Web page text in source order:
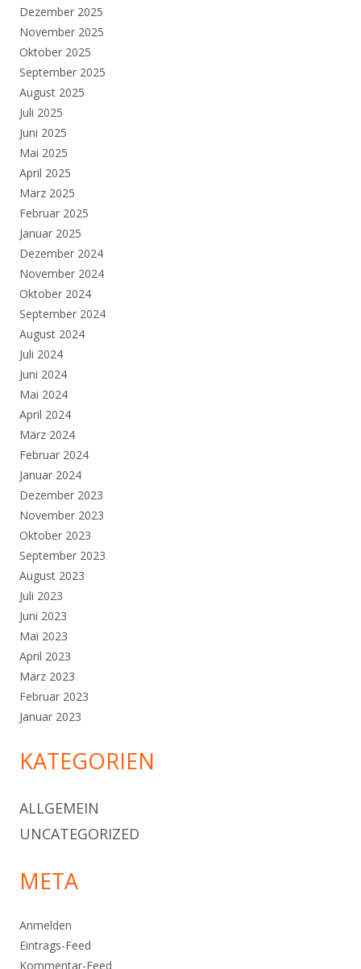
Dezember 2025
November 2025
Oktober 2025
September 2025
August 2025
Juli 2025
Juni 2025
Mai 2025
April 2025
März 2025
Februar 2025
Januar 2025
Dezember 2024
November 2024
Oktober 2024
September 2024
August 2024
Juli 2024
Juni 2024
Mai 2024
April 2024
März 2024
Februar 2024
Januar 2024
Dezember 2023
November 2023
Oktober 2023
September 2023
August 2023
Juli 2023
Juni 2023
Mai 2023
April 2023
März 2023
Februar 2023
Januar 2023
KATEGORIEN
ALLGEMEIN
UNCATEGORIZED
META
Anmelden
Eintrags-Feed
Kommentar-Feed